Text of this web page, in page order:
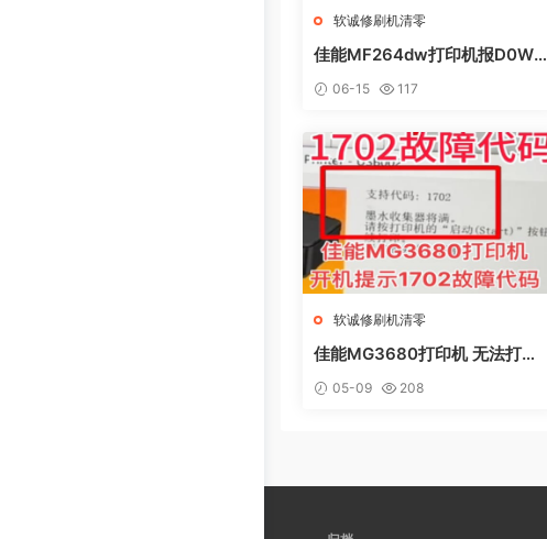
软诚修刷机清零
佳能MF264dw打印机报D0WN
06-15 117
软诚修刷机清零
佳能MG3680打印机 无法打印
集器已满
05-09 208